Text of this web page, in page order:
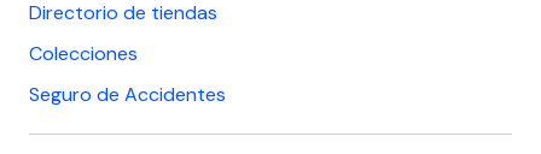
Directorio de tiendas
Colecciones
Seguro de Accidentes